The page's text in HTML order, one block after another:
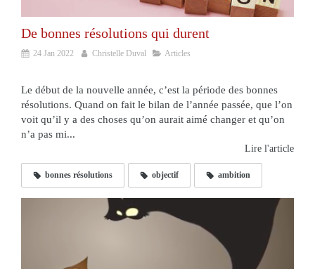
De bonnes résolutions qui durent
24 Jan 2022 Christelle Duval Articles
Le début de la nouvelle année, c’est la période des bonnes
résolutions. Quand on fait le bilan de l’année passée, que l’on
voit qu’il y a des choses qu’on aurait aimé changer et qu’on
n’a pas mi...
Lire l'article
bonnes résolutions objectif ambition